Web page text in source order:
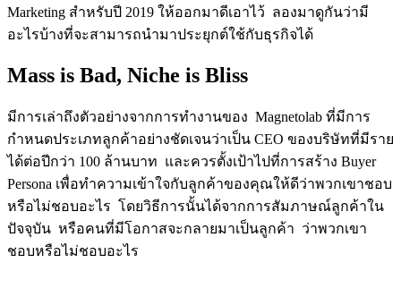
Marketing สำหรับปี 2019 ให้ออกมาดีเอาไว้ ลองมาดูกันว่ามี
อะไรบ้างที่จะสามารถนำมาประยุกต์ใช้กับธุรกิจได้
Mass is Bad, Niche is Bliss
มีการเล่าถึงตัวอย่างจากการทำงานของ Magnetolab ที่มีการ
กำหนดประเภทลูกค้าอย่างชัดเจนว่าเป็น CEO ของบริษัทที่มีราย
ได้ต่อปีกว่า 100 ล้านบาท และควรตั้งเป้าไปที่การสร้าง Buyer
Persona เพื่อทำความเข้าใจกับลูกค้าของคุณให้ดีว่าพวกเขาชอบ
หรือไม่ชอบอะไร โดยวิธีการนั้นได้จากการสัมภาษณ์ลูกค้าใน
ปัจจุบัน หรือคนที่มีโอกาสจะกลายมาเป็นลูกค้า ว่าพวกเขา
ชอบหรือไม่ชอบอะไร